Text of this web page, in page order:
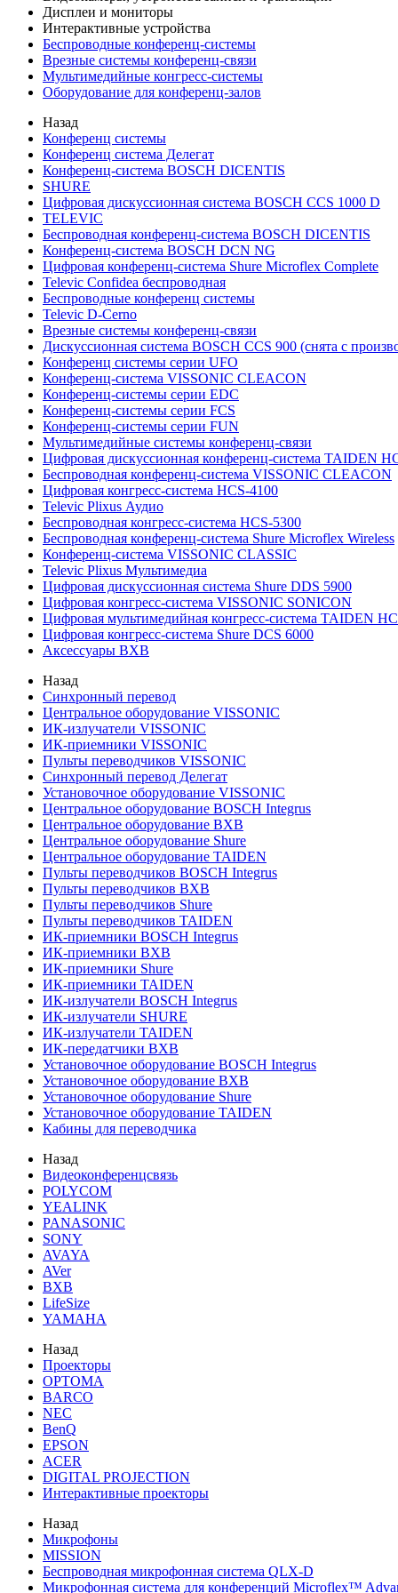
Дисплеи и мониторы
Интерактивные устройства
Беспроводные конференц-системы
Врезные системы конференц-связи
Мультимедийные конгресс-системы
Оборудование для конференц-залов
Назад
Конференц системы
Конференц система Делегат
Конференц-система BOSCH DICENTIS
SHURE
Цифровая дискуссионная система BOSCH CCS 1000 D
TELEVIC
Беспроводная конференц-система BOSCH DICENTIS
Конференц-система BOSCH DCN NG
Цифровая конференц-система Shure Microflex Complete
Televic Confidea беспроводная
Беспроводные конференц системы
Televic D-Cerno
Врезные системы конференц-связи
Дискуссионная система BOSCH CCS 900 (снята с
Конференц системы серии UFO
Конференц-система VISSONIC CLEACON
Конференц-системы серии EDC
Конференц-системы серии FCS
Конференц-системы серии FUN
Мультимедийные системы конференц-связи
Цифровая дискуссионная конференц-система TAIDEN
Беспроводная конференц-система VISSONIC CLEACON
Цифровая конгресс-система HCS-4100
Televic Plixus Аудио
Беспроводная конгресс-система HCS-5300
Беспроводная конференц-система Shure Microflex Wireless
Конференц-система VISSONIC CLASSIC
Televic Plixus Мультимедиа
Цифровая дискуссионная система Shure DDS 5900
Цифровая конгресс-система VISSONIC SONICON
Цифровая мультимедийная конгресс-система TAIDEN
Цифровая конгресс-система Shure DCS 6000
Аксессуары BXB
Назад
Синхронный перевод
Центральное оборудование VISSONIC
ИК-излучатели VISSONIC
ИК-приемники VISSONIC
Пульты переводчиков VISSONIC
Синхронный перевод Делегат
Установочное оборудование VISSONIC
Центральное оборудование BOSCH Integrus
Центральное оборудование BXB
Центральное оборудование Shure
Центральное оборудование TAIDEN
Пульты переводчиков BOSCH Integrus
Пульты переводчиков BXB
Пульты переводчиков Shure
Пульты переводчиков TAIDEN
ИК-приемники BOSCH Integrus
ИК-приемники BXB
ИК-приемники Shure
ИК-приемники TAIDEN
ИК-излучатели BOSCH Integrus
ИК-излучатели SHURE
ИК-излучатели TAIDEN
ИК-передатчики BXB
Установочное оборудование BOSCH Integrus
Установочное оборудование BXB
Установочное оборудование Shure
Установочное оборудование TAIDEN
Кабины для переводчика
Назад
Видеоконференцсвязь
POLYCOM
YEALINK
PANASONIC
SONY
AVAYA
AVer
BXB
LifeSize
YAMAHA
Назад
Проекторы
OPTOMA
BARCO
NEC
BenQ
EPSON
ACER
DIGITAL PROJECTION
Интерактивные проекторы
Назад
Микрофоны
MISSION
Беспроводная микрофонная система QLX-D
Микрофонная система для конференций Microflex™